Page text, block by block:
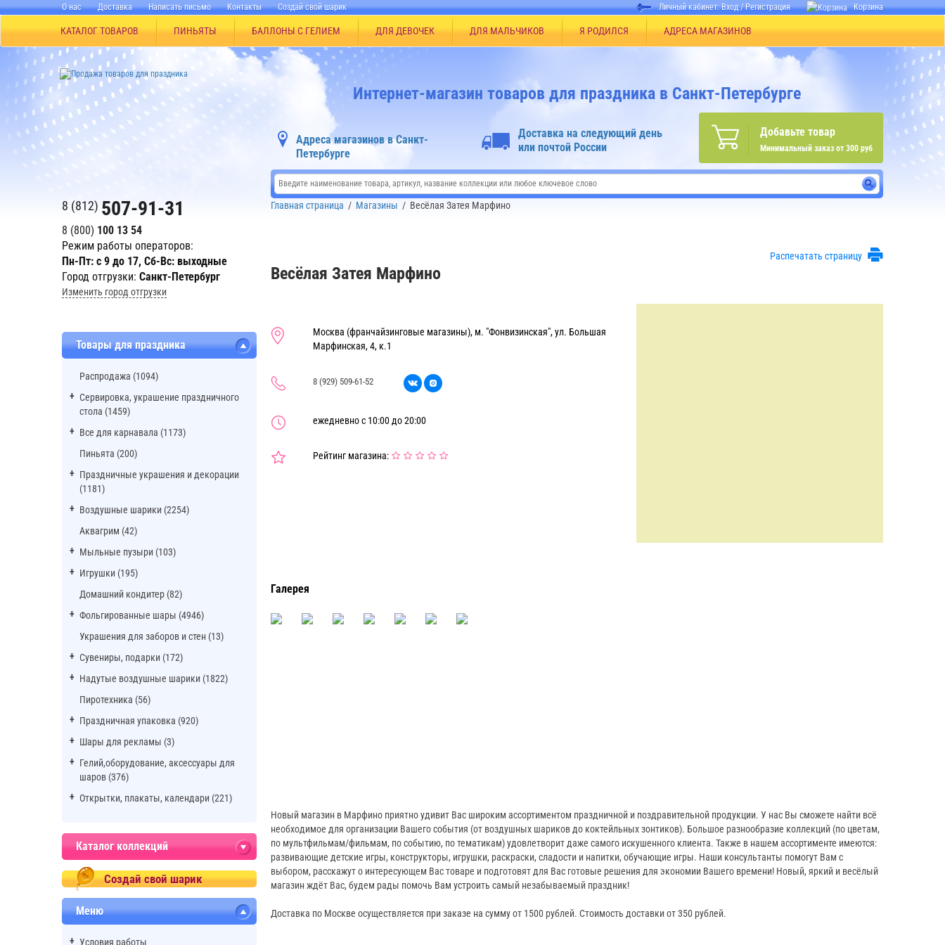
О нас Доставка Написать письмо Контакты Создай свой шарик Личный кабинет:Вход/Регистрация Корзина
КАТАЛОГ ТОВАРОВ ПИНЬЯТЫ БАЛЛОНЫ С ГЕЛИЕМ ДЛЯ ДЕВОЧЕК ДЛЯ МАЛЬЧИКОВ Я РОДИЛСЯ АДРЕСА МАГАЗИНОВ
8 (812) 507-91-31
8 (800) 100 13 54
Режим работы операторов:
Пн-Пт: с 9 до 17, Сб-Вс: выходные
Город отгрузки: Санкт-Петербург
Изменить город отгрузки
Товары для праздника
Распродажа (1094)
Сервировка, украшение праздничного
стола (1459)
Все для карнавала (1173)
Пиньята (200)
Праздничные украшения и декорации
(1181)
Воздушные шарики (2254)
Аквагрим (42)
Мыльные пузыри (103)
Игрушки (195)
Домашний кондитер (82)
Фольгированные шары (4946)
Украшения для заборов и стен (13)
Сувениры, подарки (172)
Надутые воздушные шарики (1822)
Пиротехника (56)
Праздничная упаковка (920)
Шары для рекламы (3)
Гелий,оборудование, аксессуары для
шаров (376)
Открытки, плакаты, календари (221)
Каталог коллекций
Создай свой шарик
Меню
Условия работы
Интернет-магазин товаров для праздника в Санкт-Петербурге
Добавьте товар
Минимальный заказ от 300 руб
Адреса магазинов в Санкт-
Петербурге
Доставка на следующий день
или почтой России
Главная страница / Магазины / Весёлая Затея Марфино
Распечатать страницу
Весёлая Затея Марфино
Москва (франчайзинговые магазины), м. "Фонвизинская", ул. Большая
Марфинская, 4, к.1
8 (929) 509-61-52
ежедневно с 10:00 до 20:00
Рейтинг магазина:
Галерея
Новый магазин в Марфино приятно удивит Вас широким ассортиментом праздничной и поздравительной продукции. У нас Вы сможете найти всё
необходимое для организации Вашего события (от воздушных шариков до коктейльных зонтиков). Большое разнообразие коллекций (по цветам,
по мультфильмам/фильмам, по событию, по тематикам) удовлетворит даже самого искушенного клиента. Также в нашем ассортименте имеются:
развивающие детские игры, конструкторы, игрушки, раскраски, сладости и напитки, обучающие игры. Наши консультанты помогут Вам с
выбором, расскажут о интересующем Вас товаре и подготовят для Вас готовые решения для экономии Вашего времени! Новый, яркий и весёлый
магазин ждёт Вас, будем рады помочь Вам устроить самый незабываемый праздник!
Доставка по Москве осуществляется при заказе на сумму от 1500 рублей. Стоимость доставки от 350 рублей.